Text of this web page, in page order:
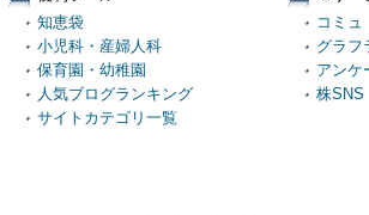
知恵袋
小児科・産婦人科
保育園・幼稚園
人気ブログランキング
サイトカテゴリ一覧
コミュ
グラフ
アンケ
株SNS